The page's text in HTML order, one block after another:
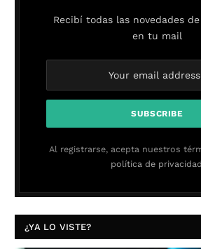
Recibí todas las novedades
en tu mail
Al registrarse, acepta nuestros
política de
¿YA LO VISTE?